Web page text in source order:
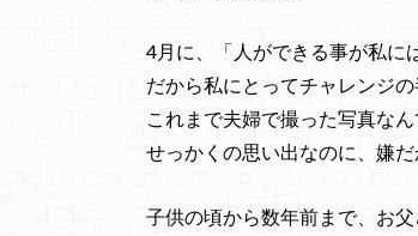
4月に、「人ができる事が私に
だから私にとってチャレンジの
これまで夫婦で撮った写真な
せっかくの思い出なのに、嫌
子供の頃から数年前まで、お